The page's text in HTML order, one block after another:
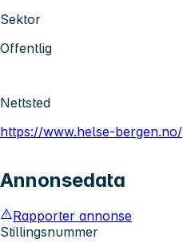
Sektor
Offentlig
Nettsted
https://www.helse-bergen.no/
Annonsedata
Rapporter annonse
Stillingsnummer